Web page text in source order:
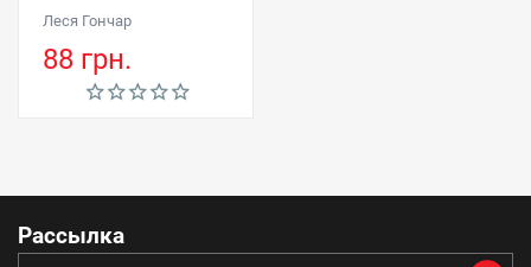
Леся Гончар
88 грн.
Рассылка